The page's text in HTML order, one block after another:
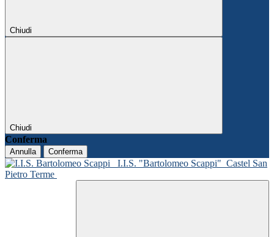
Chiudi
Chiudi
Conferma
Annulla Conferma
I.I.S. "Bartolomeo Scappi" Castel San
Pietro Terme